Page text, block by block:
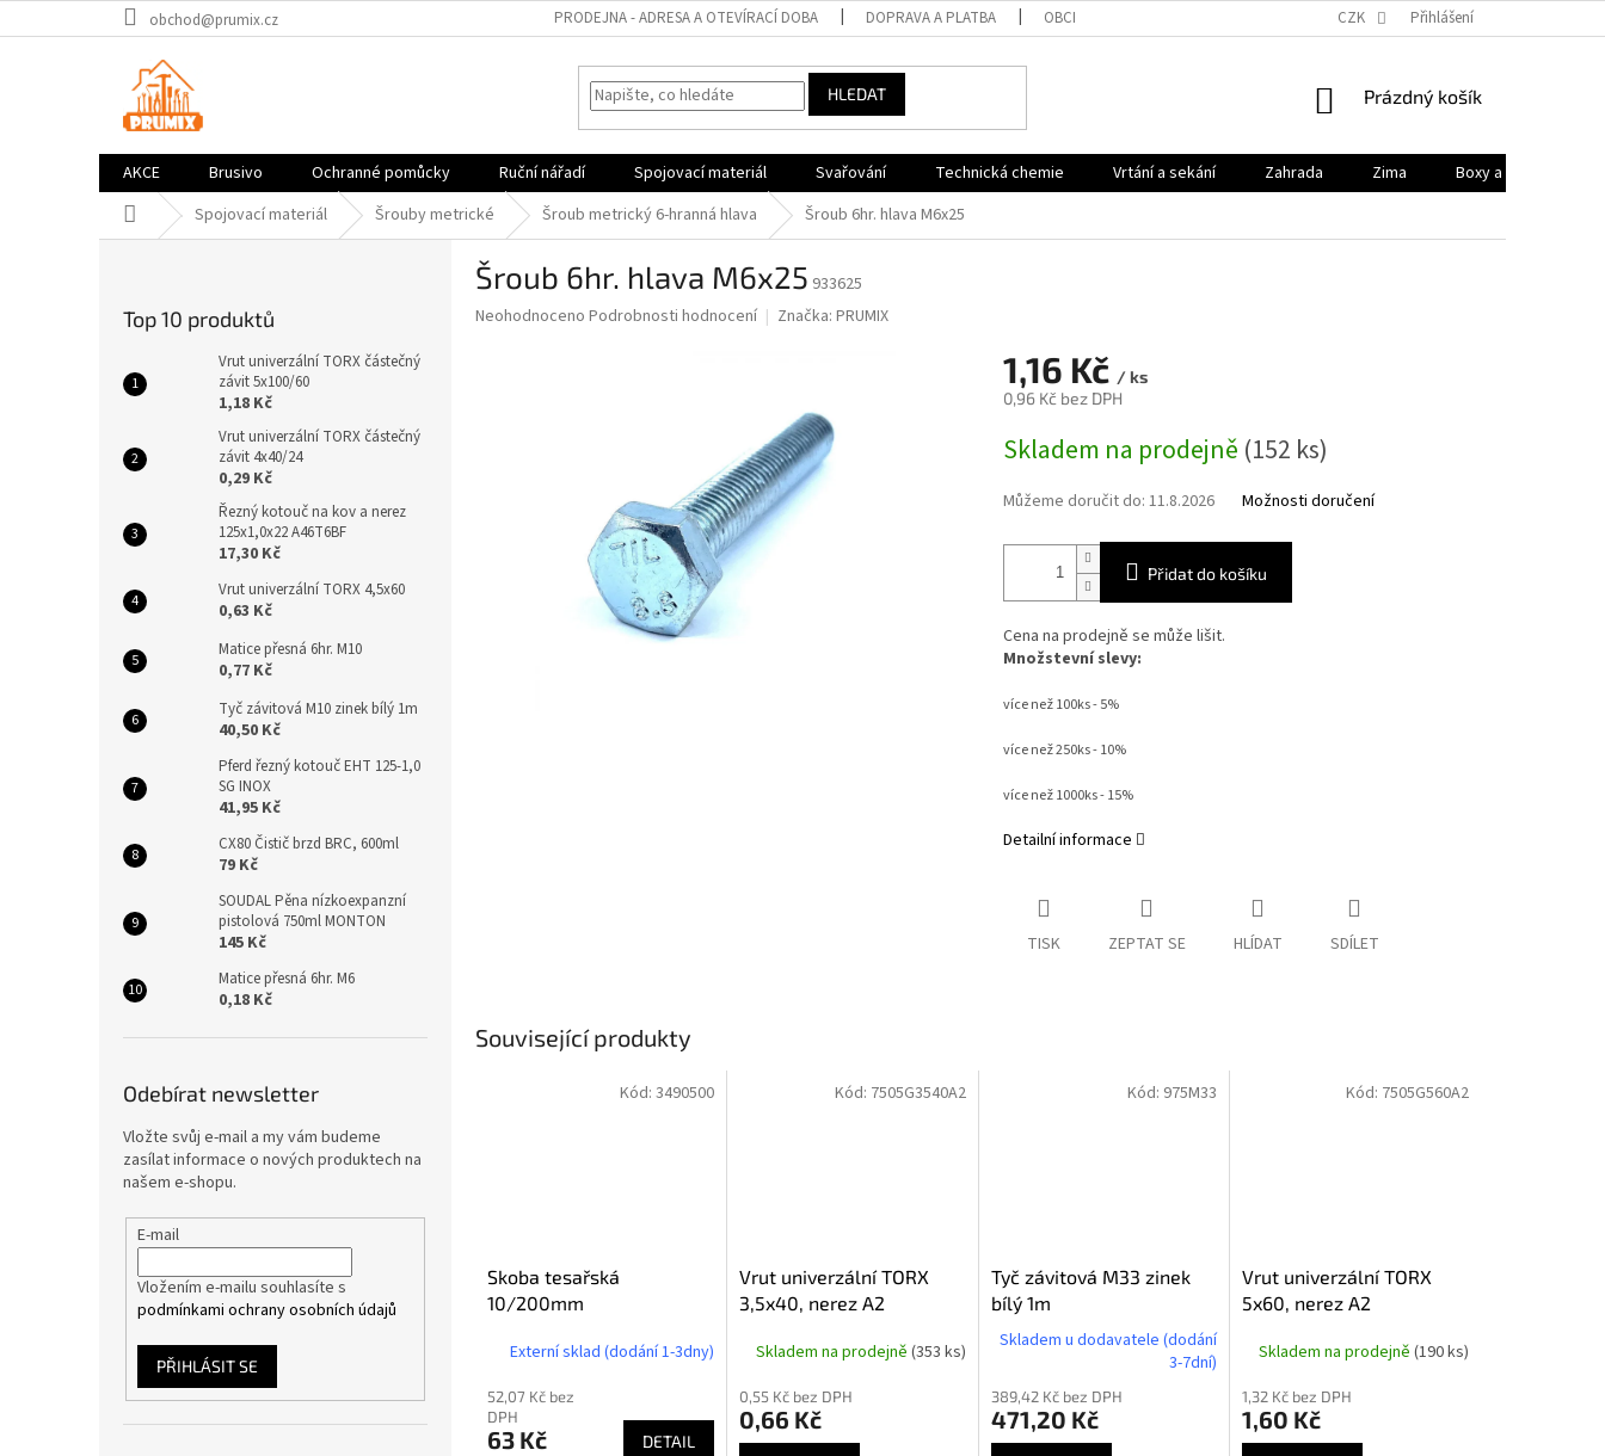
na
obchod@prumix.cz PRODEJNA - ADRESA A OTEVÍRACÍ DOBA DOPRAVA A PLATBA OBCHODNÍ PODMÍNKY PODMÍNKY OCHRANY OSOBNÍCH ÚDAJŮ
CZK Přihlášení
HLEDAT
NÁKUPNÍ
Prázdný košík
AKCE Brusivo Ochranné pomůcky Ruční nářadí Spojovací materiál Svařování Technická chemie Vrtání a sekání Zahrada Zima Boxy a brašny
Domů Spojovací materiál Šrouby metrické Šroub metrický 6-hranná hlava Šroub 6hr. hlava M6x25
Top 10 produktů
Vrut univerzální TORX částečný
závit 5x100/60
1,18 Kč
Vrut univerzální TORX částečný
závit 4x40/24
0,29 Kč
Řezný kotouč na kov a nerez
125x1,0x22 A46T6BF
17,30 Kč
Vrut univerzální TORX 4,5x60
0,63 Kč
Matice přesná 6hr. M10
0,77 Kč
Tyč závitová M10 zinek bílý 1m
40,50 Kč
Pferd řezný kotouč EHT 125-1,0
SG INOX
41,95 Kč
CX80 Čistič brzd BRC, 600ml
79 Kč
SOUDAL Pěna nízkoexpanzní
pistolová 750ml MONTON
145 Kč
Matice přesná 6hr. M6
0,18 Kč
Odebírat newsletter
Vložte svůj e-mail a my vám budeme
zasílat informace o nových produktech na
našem e-shopu.
E-mail
Vložením e-mailu souhlasíte s
podmínkami ochrany osobních údajů
PŘIHLÁSIT SE
Šroub 6hr. hlava M6x25 933625
Průměrné
Neohodnoceno Podrobnosti hodnocení Značka: PRUMIX
1,16 Kč / ks
0,96 Kč bez DPH
cena:
Skladem na prodejně (152 ks)
Můžeme doručit do: 11.8.2026 Možnosti doručení
Přidat do košíku
Cena na prodejně se může lišit.
Množstevní slevy:
více než 100ks - 5%
více než 250ks - 10%
více než 1000ks - 15%
Detailní informace
TISK ZEPTAT SE HLÍDAT SDÍLET
Související produkty
Skoba tesařská
10/200mm
Externí sklad (dodání 1-3dny)
52,07 Kč bez
DPH
63 Kč DETAIL
Kód: 3490500
Vrut univerzální TORX
3,5x40, nerez A2
Skladem na prodejně (353 ks)
0,55 Kč bez DPH
0,66 Kč
Kód: 7505G3540A2
Tyč závitová M33 zinek
bílý 1m
Skladem u dodavatele (dodání
3-7dní)
389,42 Kč bez DPH
471,20 Kč
Kód: 975M33
Vrut univerzální TORX
5x60, nerez A2
Skladem na prodejně (190 ks)
1,32 Kč bez DPH
1,60 Kč
Kód: 7505G560A2